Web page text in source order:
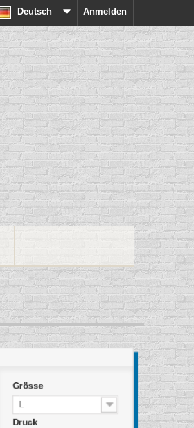
Anmelden
Deutsch
Grösse
L
Druck